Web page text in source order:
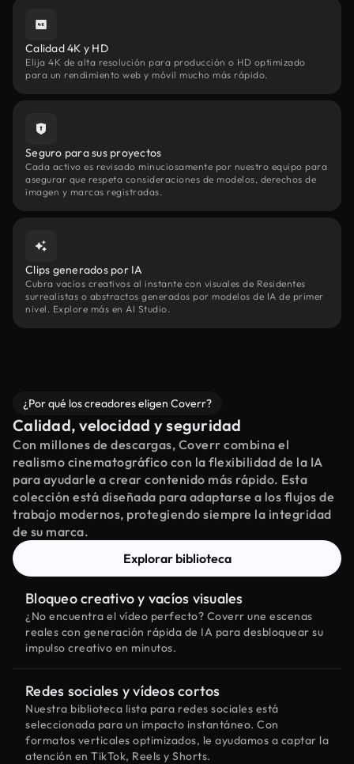
Calidad 4K y HD
Elija 4K de alta resolución para producción o HD optimizado
para un rendimiento web y móvil mucho más rápido.
Seguro para sus proyectos
Cada activo es revisado minuciosamente por nuestro equipo para
asegurar que respeta consideraciones de modelos, derechos de
imagen y marcas registradas.
Clips generados por IA
Cubra vacíos creativos al instante con visuales de Residentes
surrealistas o abstractos generados por modelos de IA de primer
nivel. Explore más en AI Studio.
¿Por qué los creadores eligen Coverr?
Calidad, velocidad y seguridad
Con millones de descargas, Coverr combina el
realismo cinematográfico con la flexibilidad de la IA
para ayudarle a crear contenido más rápido. Esta
colección está diseñada para adaptarse a los flujos de
trabajo modernos, protegiendo siempre la integridad
de su marca.
Explorar biblioteca
Bloqueo creativo y vacíos visuales
¿No encuentra el vídeo perfecto? Coverr une escenas
reales con generación rápida de IA para desbloquear su
impulso creativo en minutos.
Redes sociales y vídeos cortos
Nuestra biblioteca lista para redes sociales está
seleccionada para un impacto instantáneo. Con
formatos verticales optimizados, le ayudamos a captar la
atención en TikTok, Reels y Shorts.